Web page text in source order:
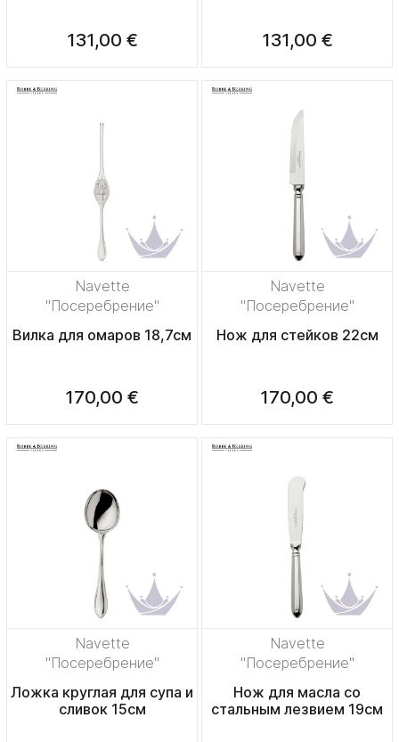
131,00 € 131,00 €
Navette
"Посеребрение"
Вилка для омаров 18,7см
170,00 €
Navette
"Посеребрение"
Нож для стейков 22см
170,00 €
Navette
"Посеребрение"
Ложка круглая для супа и
сливок 15см
Navette
"Посеребрение"
Нож для масла со
стальным лезвием 19см